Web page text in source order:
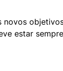
estar